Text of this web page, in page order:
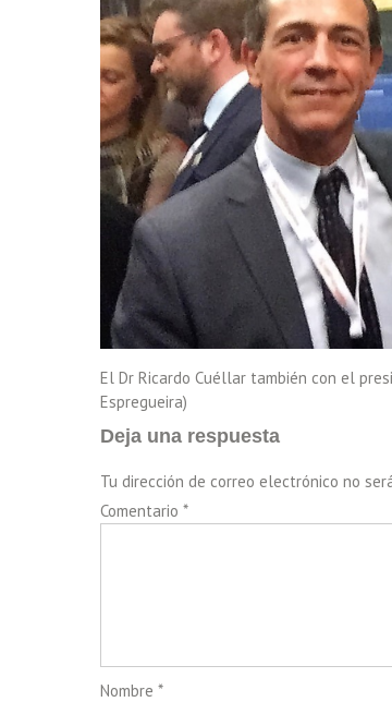
El Dr Ricardo Cuéllar también con el
Espregueira)
Deja una respuesta
Tu dirección de correo electrónico no
Comentario *
Nombre *